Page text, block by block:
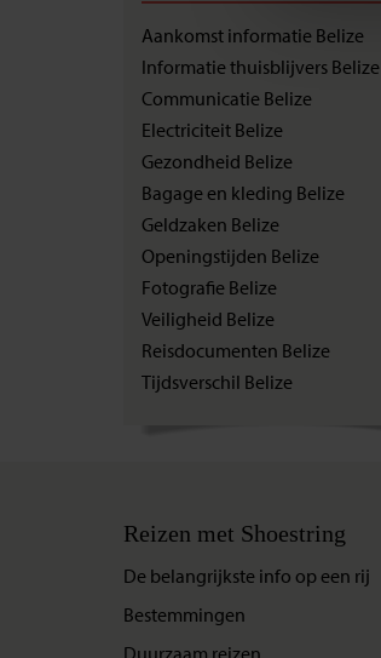
Aankomst informatie Belize
Informatie thuisblijvers Belize
Communicatie Belize
Electriciteit Belize
Gezondheid Belize
Bagage en kleding Belize
Geldzaken Belize
Openingstijden Belize
Fotografie Belize
Veiligheid Belize
Reisdocumenten Belize
Tijdsverschil Belize
Reizen met Shoestring
De belangrijkste info op een rij
Bestemmingen
Duurzaam reizen